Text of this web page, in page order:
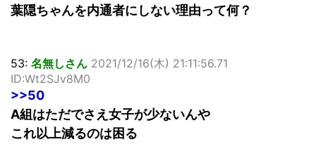
葉隠ちゃんを内通者にしない理由って何？
53: 名無しさん 2021/12/16(木) 21:11:56.71
ID:Wt2SJv8M0
>>50
A組はただでさえ女子が少ないんや
これ以上減るのは困る